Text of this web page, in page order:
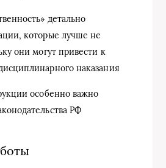
детально
которые лучше не
они могут привести к
наказания
особенно важно
РФ